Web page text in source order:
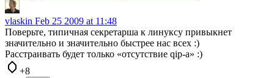
vlaskin Feb 25 2009 at 11:48
Поверьте, типичная секретарша к линуксу привыкнет
значительно и значительно быстрее нас всех :)
Расстраивать будет только «отсутствие qip-а» :)
+8